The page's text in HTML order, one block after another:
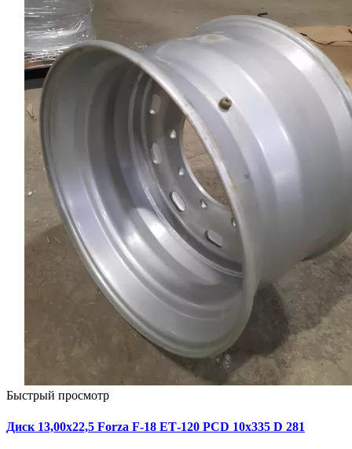
Быстрый просмотр
Диск 13,00х22,5 Forza F-18 ЕТ-120 PCD 10x335 D 281